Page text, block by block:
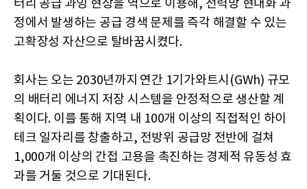
터리 공급 과잉 현상을 역으로 이용해, 전력망 현대화 과
정에서 발생하는 공급 경색 문제를 즉각 해결할 수 있는
고확장성 자산으로 탈바꿈시켰다.
회사는 오는 2030년까지 연간 1기가와트시(GWh) 규모
의 배터리 에너지 저장 시스템을 안정적으로 생산할 계
획이다. 이를 통해 지역 내 100개 이상의 직접적인 하이
테크 일자리를 창출하고, 전방위 공급망 전반에 걸쳐
1,000개 이상의 간접 고용을 촉진하는 경제적 유동성 효
과를 거둘 것으로 기대된다.